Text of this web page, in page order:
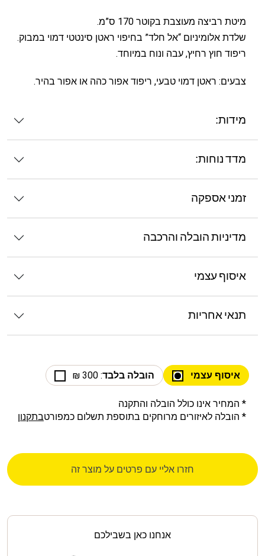
מיטת רביצה מעוצבת בקוטר 170 ס”מ.
שלדת אלומיניום “אל חלד” בחיפוי ראטן סינטטי דמוי במבוק.
ריפוד חוץ רחיץ, עבה ונוח במיוחד.
צבעים: ראטן דמוי טבעי, ריפוד אפור כהה או אפור בהיר.
מידות:
מדד נוחות:
זמני אספקה
מדיניות הובלה והרכבה
איסוף עצמי
תנאי אחריות
איסוף עצמי הובלה בלבד: 300 ₪
* המחיר אינו כולל הובלה והתקנה
* הובלה לאיזורים מרוחקים בתוספת תשלום כמפורטבתקנון
חזרו אליי עם פרטים על מוצר זה
אנחנו כאן בשבילכם